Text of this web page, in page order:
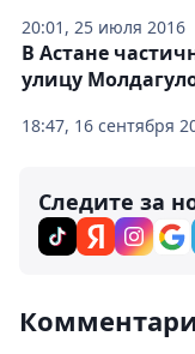
20:01, 25 июля 2016
18:47, 16 сентября
В Астане
улицу
Следите за